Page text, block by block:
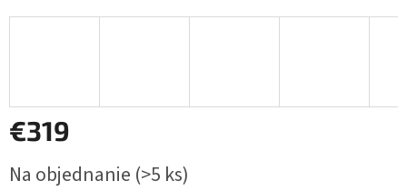
€319
cena:
Na objednanie (>5 ks)